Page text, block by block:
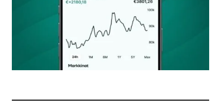
Nimesi tai nimimerkkisi
Sähköpostiosoitteesi
Tilaa SalkunRakentajan uutiskirje